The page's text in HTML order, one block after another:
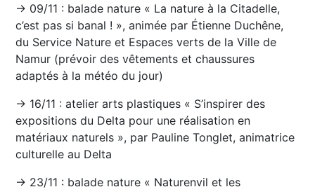
→ 09/11 : balade nature « La nature à la Citadelle,
c’est pas si banal ! », animée par Étienne Duchêne,
du Service Nature et Espaces verts de la Ville de
Namur (prévoir des vêtements et chaussures
adaptés à la météo du jour)
→ 16/11 : atelier arts plastiques « S’inspirer des
expositions du Delta pour une réalisation en
matériaux naturels », par Pauline Tonglet, animatrice
culturelle au Delta
→ 23/11 : balade nature « Naturenvil et les